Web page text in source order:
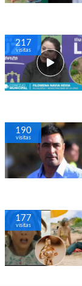
217
visitas
190
visitas
177
visitas